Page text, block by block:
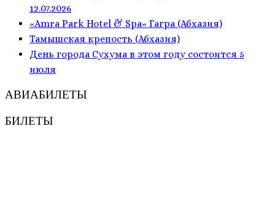
12.07.2026
«Amra Park Hotel & Spa» Гагра (Абхазия)
Тамышская крепость (Абхазия)
День города Сухума в этом году состоится 5
июля
АВИАБИЛЕТЫ
БИЛЕТЫ